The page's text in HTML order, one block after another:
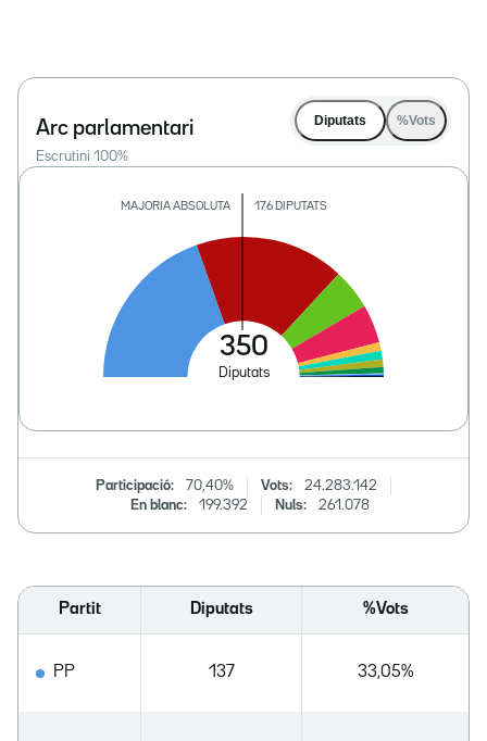
Arc parlamentari
Escrutini 100%
Diputats %Vots
Participació: 70,40% Vots:
24.283.142
En blanc:
199.392 Nuls: 261.078
Partit Diputats %Vots
PP 137 33,05%